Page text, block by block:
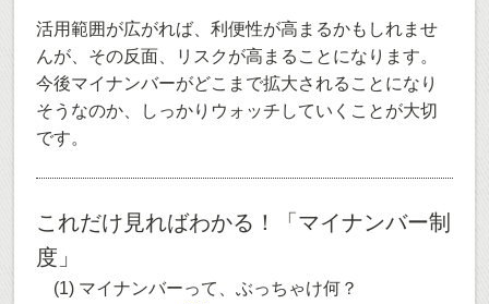
活用範囲が広がれば、利便性が高まるかもしれませ
んが、その反面、リスクが高まることになります。
今後マイナンバーがどこまで拡大されることになり
そうなのか、しっかりウォッチしていくことが大切
です。
これだけ見ればわかる！「マイナンバー制
度」
(1) マイナンバーって、ぶっちゃけ何？